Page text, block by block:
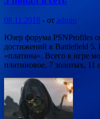
08.11.2018 - от admin
Юзер форума PSNProfiles
достижений в Battlefield 5.
«платина». Всего в игре
платиновое, 7 золотых,